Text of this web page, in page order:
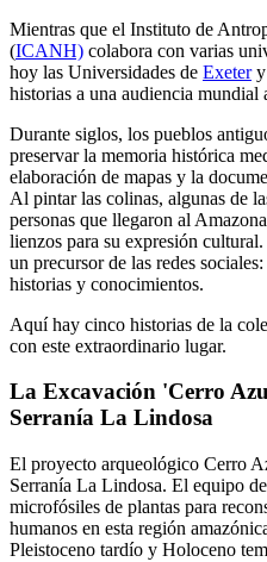
Mientras que el Instituto de
(ICANH) colabora con varias
hoy las Universidades de Exetery
historias a una audiencia
Durante siglos, los pueblos
preservar la memoria histórica
elaboración de mapas y la
Al pintar las colinas, algunas de
personas que llegaron al
lienzos para su expresión
un precursor de las redes
historias y conocimientos.
Aquí hay cinco historias de la
con este extraordinario lugar.
La Excavación 'Cerro
Serranía La Lindosa
El proyecto arqueológico Cerro
Serranía La Lindosa. El equipo
microfósiles de plantas para
humanos en esta región
Pleistoceno tardío y Holoceno